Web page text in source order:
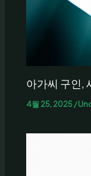
아가씨 구인,
4월 25, 2025/